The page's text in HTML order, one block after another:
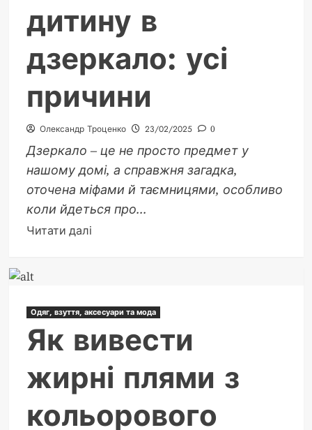
дитину в
дзеркало: усі
причини
Олександр Троценко 23/02/2025 0
Дзеркало – це не просто предмет у
нашому домі, а справжня загадка,
оточена міфами й таємницями, особливо
коли йдеться про...
Читати даліДокладніше
показувати
дитину
в
дзеркало:
усі
Одяг, взуття, аксесуари та мода
Як вивести
жирні плями з
кольорового